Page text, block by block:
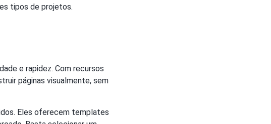
tipos de projetos.
e rapidez. Com recursos
páginas visualmente, sem
Eles oferecem templates